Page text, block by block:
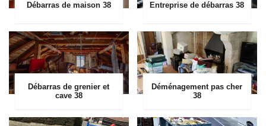
Débarras de maison 38 Entreprise de débarras 38
Débarras de grenier et
cave 38
Déménagement pas cher
38